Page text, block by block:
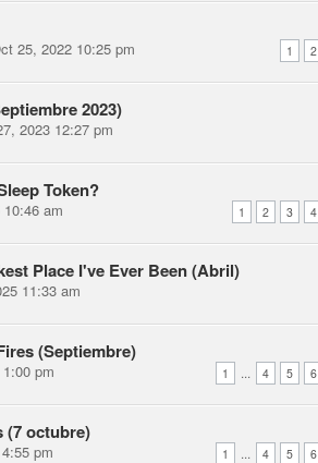
1 2
25, 2022 10:25 pm
2023)
2023 12:27 pm
Token?
1 2 3 4
am
Place I've Ever Been (Abril)
11:33 am
(Septiembre)
1 ... 4 5 6
pm
(7 octubre)
1 ... 4 5 6
pm